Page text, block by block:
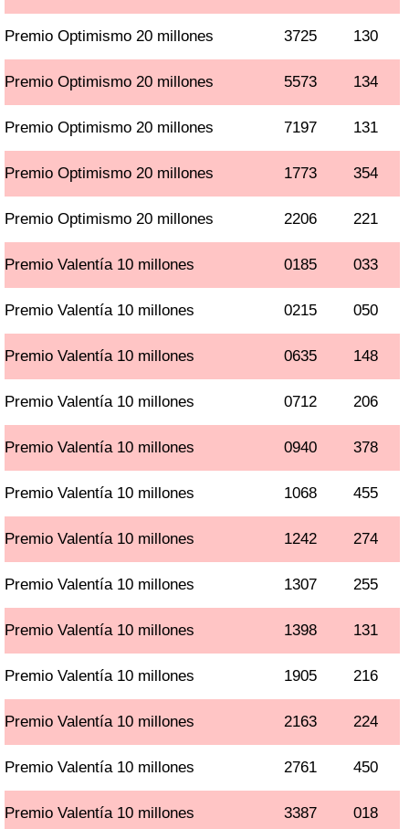
Premio Optimismo 20 millones 3725 130
Premio Optimismo 20 millones 5573 134
Premio Optimismo 20 millones 7197 131
Premio Optimismo 20 millones 1773 354
Premio Optimismo 20 millones 2206 221
Premio Valentía 10 millones 0185 033
Premio Valentía 10 millones 0215 050
Premio Valentía 10 millones 0635 148
Premio Valentía 10 millones 0712 206
Premio Valentía 10 millones 0940 378
Premio Valentía 10 millones 1068 455
Premio Valentía 10 millones 1242 274
Premio Valentía 10 millones 1307 255
Premio Valentía 10 millones 1398 131
Premio Valentía 10 millones 1905 216
Premio Valentía 10 millones 2163 224
Premio Valentía 10 millones 2761 450
Premio Valentía 10 millones 3387 018